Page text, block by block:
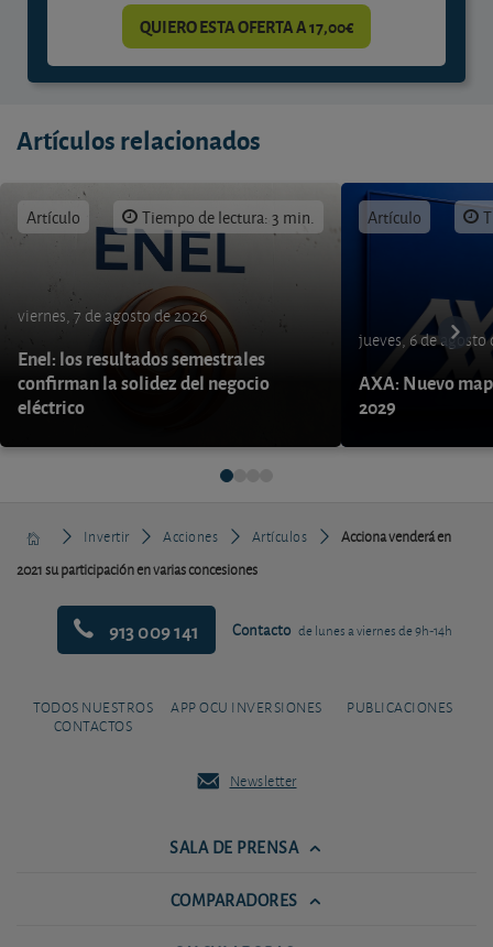
QUIERO ESTA OFERTA A 17,00€
Artículos relacionados
Artículo Tiempo de lectura: 3 min.
viernes, 7 de agosto de 2026
Enel: los resultados semestrales
confirman la solidez del negocio
eléctrico
Artículo
jueves, 6 de agosto
AXA: Nuevo
2029
Invertir Acciones Artículos
Acciona venderá en
2021 su participación en varias concesiones
913 009 141 Contacto de lunes a viernes de 9h-14h
TODOS NUESTROS
CONTACTOS
APP OCU INVERSIONES PUBLICACIONES
Newsletter
SALA DE PRENSA
COMPARADORES